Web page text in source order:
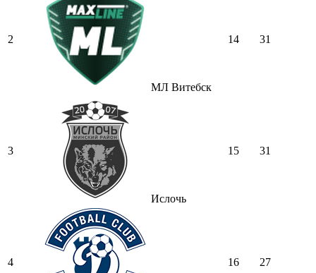
2
МЛ Витебск
14 31
3
Ислочь
15 31
4 16 27